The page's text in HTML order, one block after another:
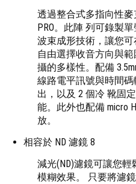
透過整合式多指向性麥
PRO。此陣 列可錄製
波束成形技術，讓您可
自由選擇收音方向與
攝的多樣性。配備
線路電平訊號與時間碼
出，以及 2 個冷 靴固
能。此外也配備 micro
放。
相容於 ND 濾鏡 8
減光(ND)濾鏡可讓您
模糊效果。 只要將濾